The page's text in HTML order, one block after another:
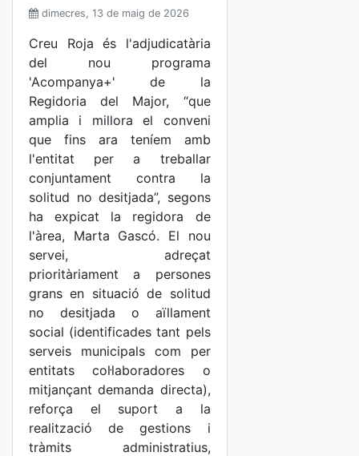
dimecres, 13 de maig de 2026
Creu Roja és l'adjudicatària
del nou programa
'Acompanya+' de la
Regidoria del Major, “que
amplia i millora el conveni
que fins ara teníem amb
l'entitat per a treballar
conjuntament contra la
solitud no desitjada”, segons
ha expicat la regidora de
l'àrea, Marta Gascó. El nou
servei, adreçat
prioritàriament a persones
grans en situació de solitud
no desitjada o aïllament
social (identificades tant pels
serveis municipals com per
entitats col·laboradores o
mitjançant demanda directa),
reforça el suport a la
realització de gestions i
tràmits administratius,